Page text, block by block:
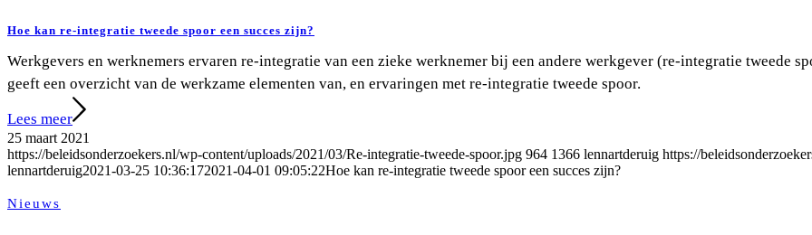
Hoe kan re-integratie tweede spoor een succes zijn?
Werkgevers en werknemers ervaren re-integratie van een zieke werknemer bij een andere werkgever (re-integratie tweede
geeft een overzicht van de werkzame elementen van, en ervaringen met re-integratie tweede spoor.
Lees meer
25 maart 2021
https://beleidsonderzoekers.nl/wp-content/uploads/2021/03/Re-integratie-tweede-spoor.jpg 964 1366 lennartderuig https://
lennartderuig2021-03-25 10:36:172021-04-01 09:05:22Hoe kan re-integratie tweede spoor een succes zijn?
Nieuws